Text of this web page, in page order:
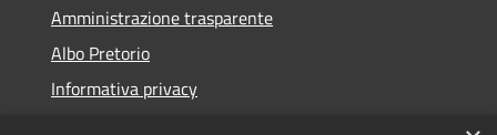
Amministrazione trasparente
Albo Pretorio
Informativa privacy